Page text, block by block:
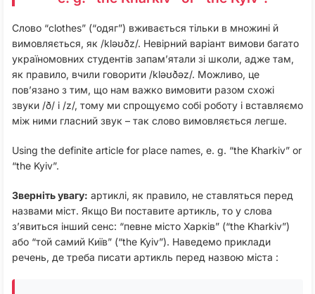
Слово “clothes” (“одяг”) вживається тільки в множині й
вимовляється, як /kləʊðz/. Невірний варіант вимови багато
україномовних студентів запам’ятали зі школи, адже там,
як правило, вчили говорити /kləʊðəz/. Можливо, це
пов’язано з тим, що нам важко вимовити разом схожі
звуки /ð/ і /z/, тому ми спрощуємо собі роботу і вставляємо
між ними гласний звук – так слово вимовляється легше.
Using the definite article for place names, e. g. “the Kharkiv” or
“the Kyiv”.
Зверніть увагу: артиклі, як правило, не ставляться перед
назвами міст. Якщо Ви поставите артикль, то у слова
з’явиться інший сенс: “певне місто Харків” (“the Kharkiv”)
або “той самий Київ” (“the Kyiv”). Наведемо приклади
речень, де треба писати артикль перед назвою міста :